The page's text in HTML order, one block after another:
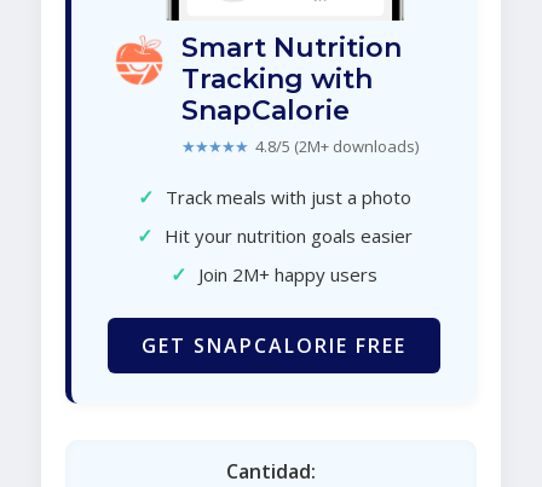
Smart Nutrition
Tracking with
SnapCalorie
★★★★★ 4.8/5 (2M+ downloads)
✓ Track meals with just a photo
✓ Hit your nutrition goals easier
✓ Join 2M+ happy users
GET SNAPCALORIE FREE
Cantidad: